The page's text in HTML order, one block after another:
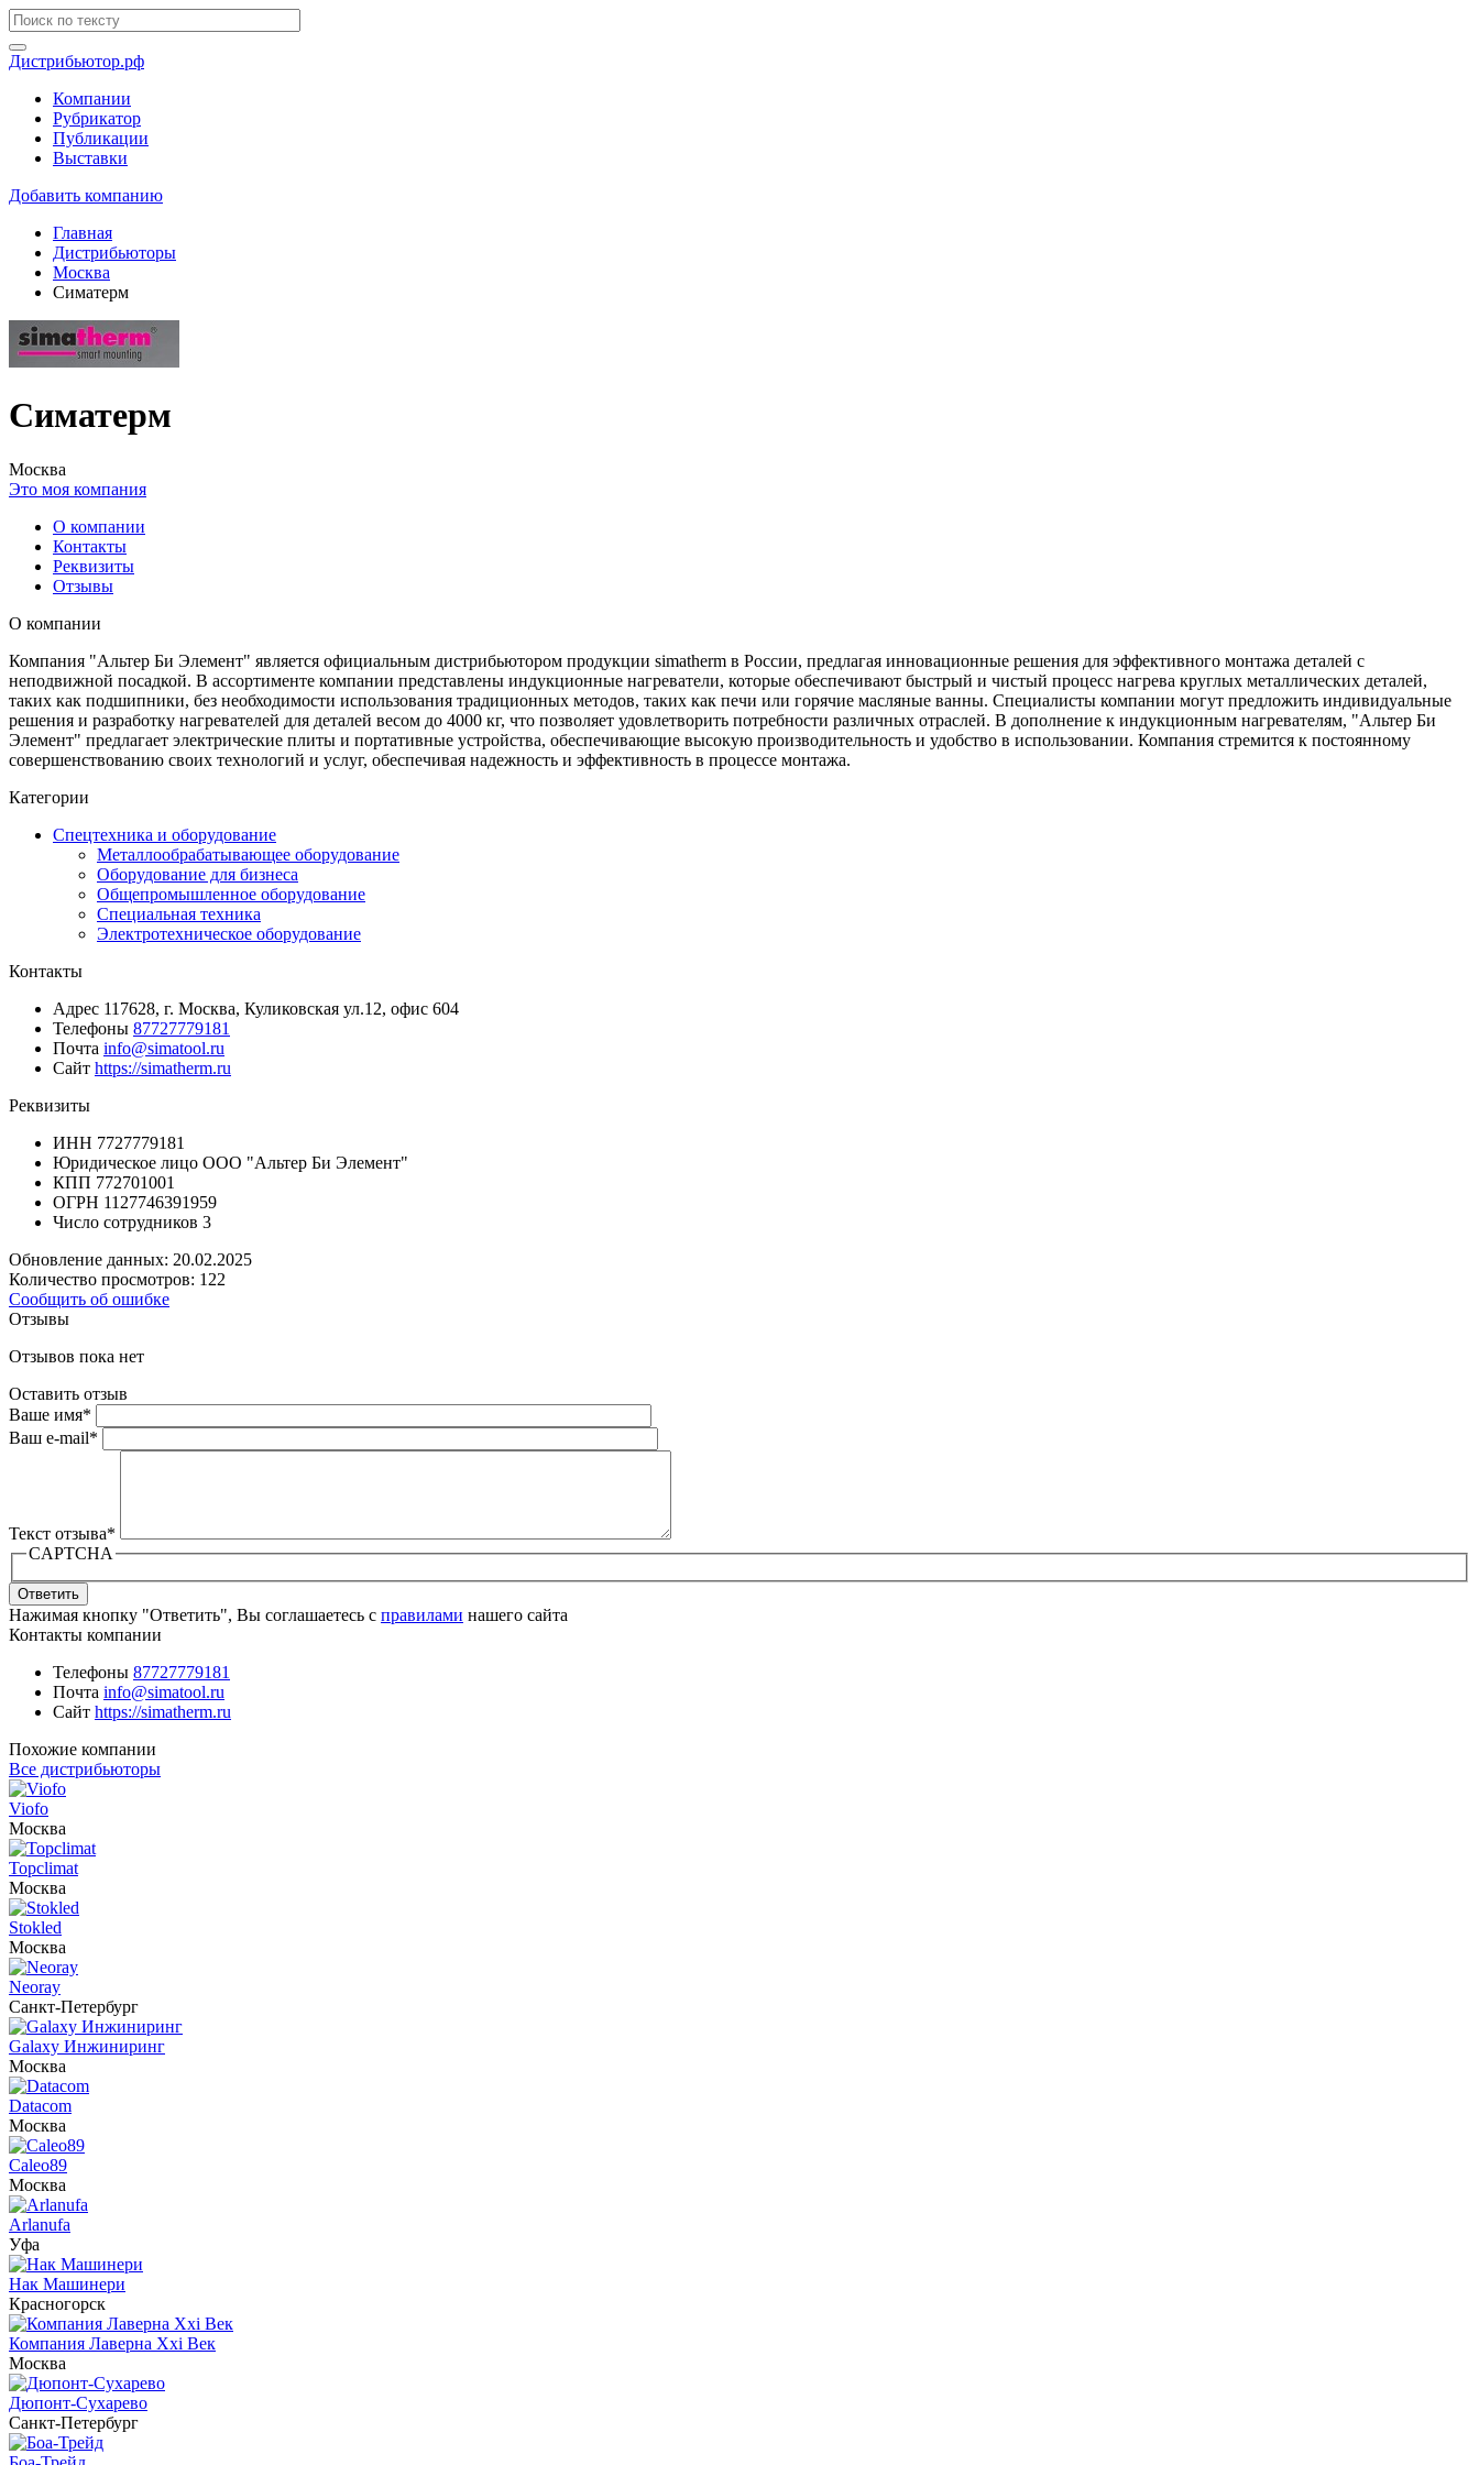
Дистрибьютор.рф
Компании
Рубрикатор
Публикации
Выставки
Добавить компанию
Главная
Дистрибьюторы
Москва
Симатерм
Симатерм
Москва
Это моя компания
О компании
Контакты
Реквизиты
Отзывы
О компании
Компания "Альтер Би Элемент" является официальным дистрибьютором продукции simatherm в России, предлагая инновационные решения для эффективного монтажа деталей с
неподвижной посадкой. В ассортименте компании представлены индукционные нагреватели, которые обеспечивают быстрый и чистый процесс нагрева круглых металлических деталей,
таких как подшипники, без необходимости использования традиционных методов, таких как печи или горячие масляные ванны. Специалисты компании могут предложить индивидуальные
решения и разработку нагревателей для деталей весом до 4000 кг, что позволяет удовлетворить потребности различных отраслей. В дополнение к индукционным нагревателям, "Альтер Би
Элемент" предлагает электрические плиты и портативные устройства, обеспечивающие высокую производительность и удобство в использовании. Компания стремится к постоянному
совершенствованию своих технологий и услуг, обеспечивая надежность и эффективность в процессе монтажа.
Категории
Спецтехника и оборудование
Металлообрабатывающее оборудование
Оборудование для бизнеса
Общепромышленное оборудование
Специальная техника
Электротехническое оборудование
Контакты
Адрес 117628, г. Москва, Куликовская ул.12, офис 604
Телефоны 87727779181
Почта info@simatool.ru
Сайт https://simatherm.ru
Реквизиты
ИНН 7727779181
Юридическое лицо ООО "Альтер Би Элемент"
КПП 772701001
ОГРН 1127746391959
Число сотрудников 3
Обновление данных: 20.02.2025
Количество просмотров: 122
Сообщить об ошибке
Отзывы
Отзывов пока нет
Оставить отзыв
Ваше имя*
Ваш e-mail*
Текст отзыва*
CAPTCHA
Ответить
Нажимая кнопку "Ответить", Вы соглашаетесь с правилами нашего сайта
Контакты компании
Телефоны 87727779181
Почта info@simatool.ru
Сайт https://simatherm.ru
Похожие компании
Все дистрибьюторы
Viofo
Москва
Topclimat
Москва
Stokled
Москва
Neoray
Санкт-Петербург
Galaxy Инжиниринг
Москва
Datacom
Москва
Caleo89
Москва
Arlanufa
Уфа
Нак Машинери
Красногорск
Компания Лаверна Xxi Век
Москва
Дюпонт-Сухарево
Санкт-Петербург